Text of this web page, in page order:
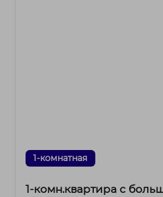
1-комнатная
1-комн.квартира с